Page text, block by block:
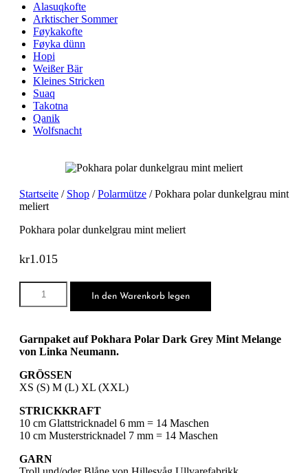
Alasuqkofte
Arktischer Sommer
Føykakofte
Føyka dünn
Hopi
Weißer Bär
Kleines Stricken
Suaq
Takotna
Qanik
Wolfsnacht
Startseite / Shop /Polarmütze / Pokhara polar dunkelgrau mint
meliert
Pokhara polar dunkelgrau mint meliert
kr1.015
Pokhara
meliert
Menge
In den Warenkorb legen
Garnpaket auf Pokhara Polar Dark Grey Mint Melange
von Linka Neumann.
GRÖSSEN
XS (S) M (L) XL (XXL)
STRICKKRAFT
10 cm Glattstricknadel 6 mm = 14 Maschen
10 cm Musterstricknadel 7 mm = 14 Maschen
GARN